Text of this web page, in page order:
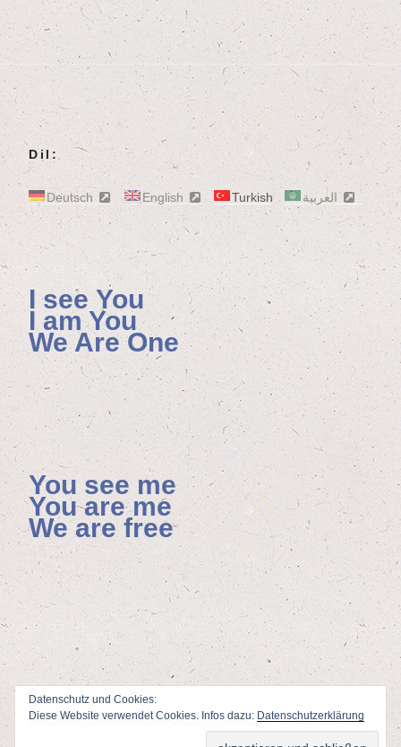
Dil:
Deutsch English Turkish العربية
I see You
I am You
We Are One
You see me
You are me
We are free
ViSdP: Florian Hoenisch, Mainzer Allee 4, 65232 Taunusstein
Datenschutz und Cookies:
Diese Website verwendet Cookies. Infos dazu: Datenschutzerklärung